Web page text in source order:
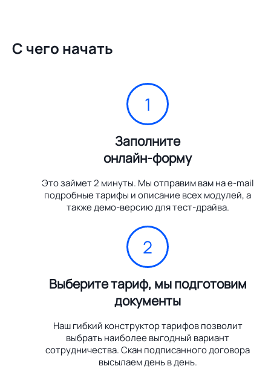
С чего начать
1
Заполните
онлайн-форму
Это займет 2 минуты. Мы отправим вам на e-mail
подробные тарифы и описание всех модулей, а
также демо-версию для тест-драйва.
2
Выберите тариф, мы подготовим
документы
Наш гибкий конструктор тарифов позволит
выбрать наиболее выгодный вариант
сотрудничества. Скан подписанного договора
высылаем день в день.